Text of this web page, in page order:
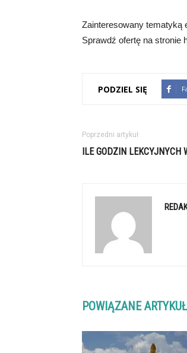
Zainteresowany tematyką
Sprawdź ofertę na stronie
PODZIEL SIĘ
Poprzedni artykuł
ILE GODZIN LEKCYJNYCH
POWIĄZANE